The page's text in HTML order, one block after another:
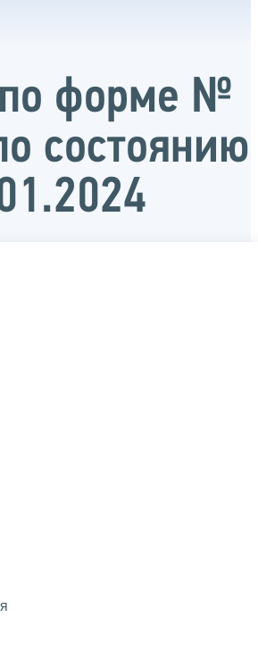
по форме №
состоянию